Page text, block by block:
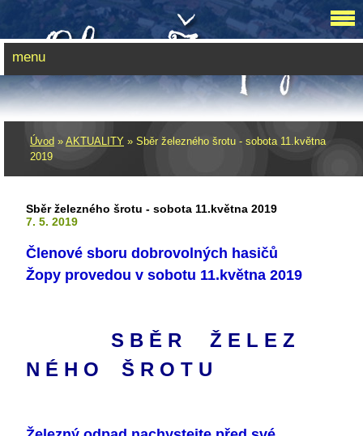
Úvod » AKTUALITY » Sběr železného šrotu - sobota 11.května
2019
Sběr železného šrotu - sobota 11.května 2019
7. 5. 2019
Členové sboru dobrovolných hasičů
Žopy provedou v sobotu 11.května 2019
S B Ě R Ž E L E Z
N É H O Š R O T U
menu